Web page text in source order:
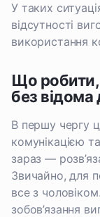
У таких
відсутності
використання
Що робити,
без
В першу чергу
комунікацією
зараз —
Звичайно, для
все з
зобов’язання